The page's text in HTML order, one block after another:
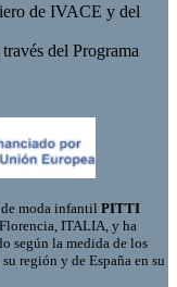
de IVACE y del
del Programa
moda infantil PITTI
ITALIA, y ha
según la medida de los
región y de España en su